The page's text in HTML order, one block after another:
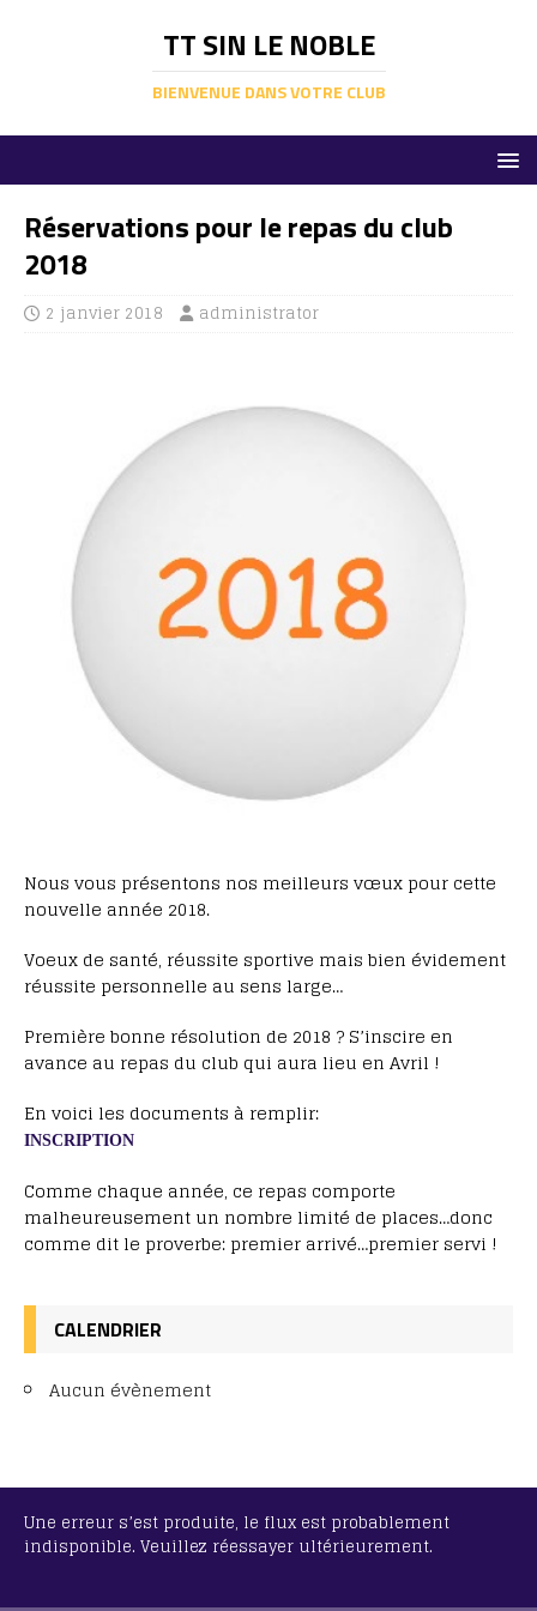
TT SIN LE NOBLE
BIENVENUE DANS VOTRE CLUB
Réservations pour le repas du club
2018
2 janvier 2018 administrator
Nous vous présentons nos meilleurs vœux pour cette
nouvelle année 2018.
Voeux de santé, réussite sportive mais bien évidement
réussite personnelle au sens large…
Première bonne résolution de 2018 ? S’inscire en
avance au repas du club qui aura lieu en Avril !
En voici les documents à remplir:
INSCRIPTION
Comme chaque année, ce repas comporte
malheureusement un nombre limité de places…donc
comme dit le proverbe: premier arrivé…premier servi !
CALENDRIER
Aucun évènement
Une erreur s’est produite, le flux est probablement
indisponible. Veuillez réessayer ultérieurement.